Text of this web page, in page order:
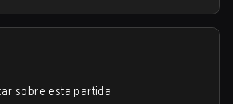
sobre esta partida